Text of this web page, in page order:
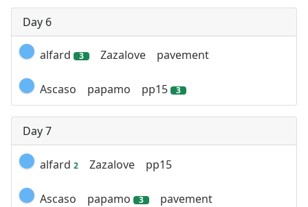
Day 6
alfard 3 Zazalove pavement
Ascaso papamo pp15 3
Day 7
alfard 2 Zazalove pp15
Ascaso papamo 3 pavement